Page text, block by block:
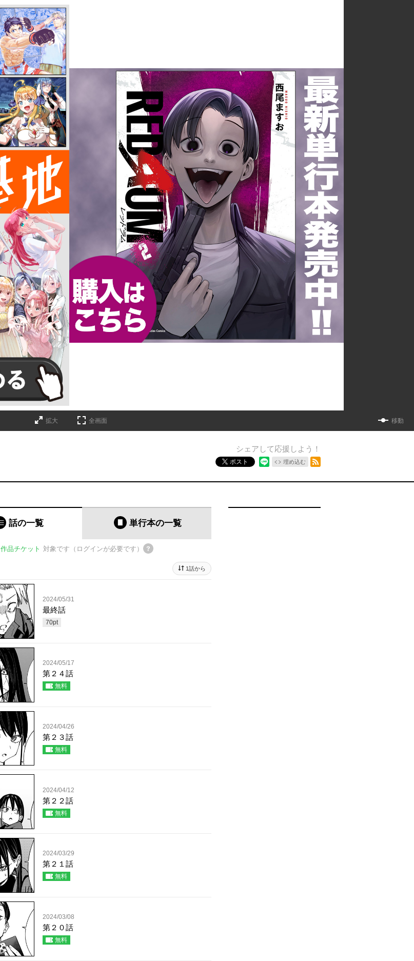
拡大 全画面 移動
シェアして応援しよう！
ポスト 埋め込む
話の一覧 単行本の一覧
作品チケット 対象です（ログインが必要です）
1話から
2024/05/31
最終話
70pt
2024/05/17
第２４話
無料
2024/04/26
第２３話
無料
2024/04/12
第２２話
無料
2024/03/29
第２１話
無料
2024/03/08
第２０話
無料